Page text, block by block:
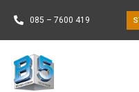
085 – 7600 419